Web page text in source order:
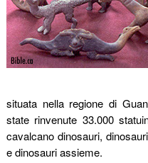
situata nella regione di
state rinvenute 33.000
cavalcano dinosauri,
e dinosauri assieme.